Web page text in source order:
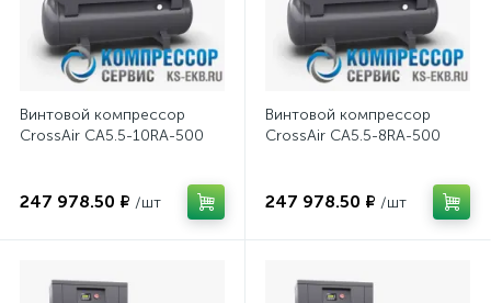
Винтовой компрессор
CrossAir CA5.5-10RA-500
247 978.50 ₽ /шт
Винтовой компрессор
CrossAir CA5.5-8RA-500
247 978.50 ₽ /шт